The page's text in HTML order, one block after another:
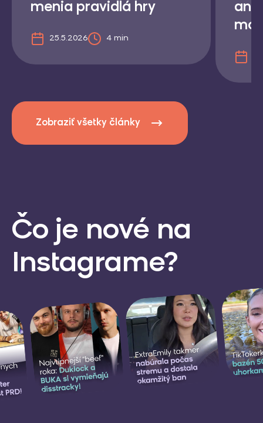
menia pravidlá hry
25.5.2026 4 min
Zobraziť všetky články
Čo je nové na
Instagrame?